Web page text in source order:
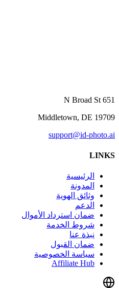
651 N Broad St
Middletown, DE 19709
support@id-photo.ai
LINKS
الرئيسية
المدونة
وثائق الهوية
الدعم
ضمان استرداد الأموال
شروط الخدمة
نبذة عنا
ضمان القبول
سياسة الخصوصية
Affiliate Hub